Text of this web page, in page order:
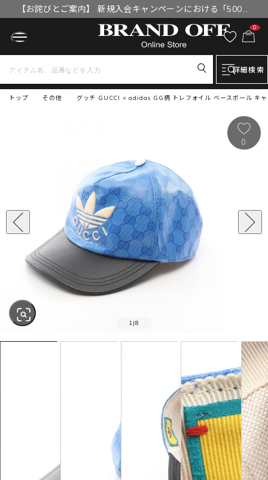
【お詫びとご案内】 新規入会キャンペーンにおける「500円
OFFクーポン」付与漏れと補填について
0
詳細検索
トップ グッチ GUCCI × adidas GG柄 トレフォイル ベースボール キ
その他
1 |8
0